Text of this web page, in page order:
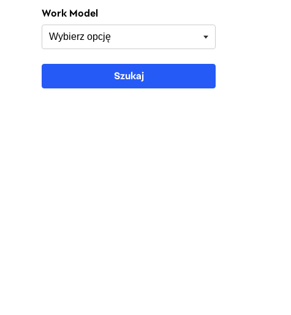
Work Model
Szukaj